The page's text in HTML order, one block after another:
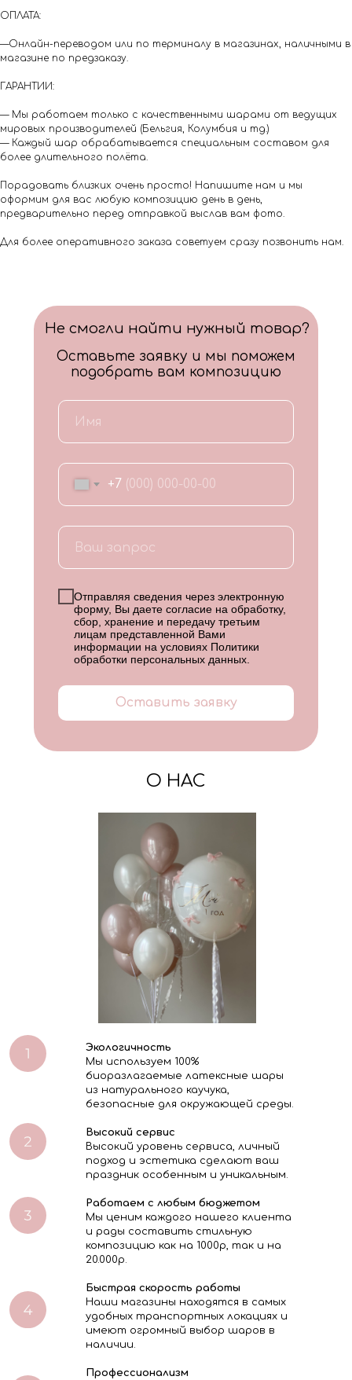
ОПЛАТА:
—Онлайн-переводом или по терминалу в магазинах, наличными в
магазине по предзаказу.
ГАРАНТИИ:
— Мы работаем только с качественными шарами от ведущих
мировых производителей (Бельгия, Колумбия и тд.)
— Каждый шар обрабатывается специальным составом для
более длительного полёта.
Порадовать близких очень просто! Напишите нам и мы
оформим для вас любую композицию день в день,
предварительно перед отправкой выслав вам фото.
Для более оперативного заказа советуем сразу позвонить нам.
+7
Отправляя сведения через электронную
форму, Вы даете согласие на обработку,
сбор, хранение и передачу третьим
лицам представленной Вами
информации на условиях Политики
обработки персональных данных
Оставить заявку
Не смогли найти нужный товар?
Оставьте заявку и мы поможем
подобрать вам композицию
О НАС
Экологичность
Мы используем 100%
биоразлагаемые латексные шары
из натурального каучука,
безопасные для окружающей среды.
Высокий сервис
Высокий уровень сервиса, личный
подход и эстетика сделают ваш
праздник особенным и уникальным.
Работаем с любым бюджетом
Мы ценим каждого нашего клиента
и рады составить стильную
композицию как на 1000р, так и на
20.000р.
Быстрая скорость работы
Наши магазины находятся в самых
удобных транспортных локациях и
имеют огромный выбор шаров в
наличии.
Профессионализм